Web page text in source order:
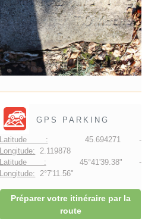
GPS PARKING
Latitude : 45.694271 -
Longitude: 2.119878
Latitude : 45°41'39.38" -
Longitude: 2°7'11.56"
Préparer votre itinéraire par la
route